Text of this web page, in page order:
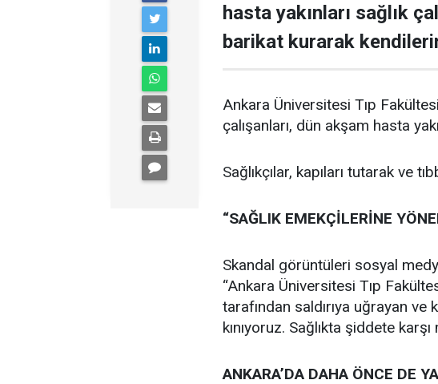
hasta yakınları sağlık
barikat kurarak
Ankara Üniversitesi Tıp
çalışanları, dün akşam hasta
Sağlıkçılar, kapıları tutarak ve
“SAĞLIK EMEKÇİLERİNE
Skandal görüntüleri sosyal
“Ankara Üniversitesi Tıp
tarafından saldırıya uğrayan
kınıyoruz. Sağlıkta şiddete
ANKARA’DA DAHA ÖNCE DE